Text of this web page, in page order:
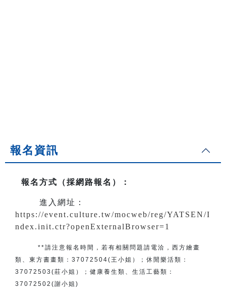
報名資訊
報名方式（採網路報名） ：
進入網址：
https://event.culture.tw/mocweb/reg/YATSEN/I
ndex.init.ctr?openExternalBrowser=1
**請注意報名時間，若有相關問題 請電洽 ， 西方繪畫
類、東方書畫類： 37072504(王小姐） ； 休閒樂活類：
37072503(莊小姐）； 健康養生類、生活工藝類：
37072502(謝小姐)